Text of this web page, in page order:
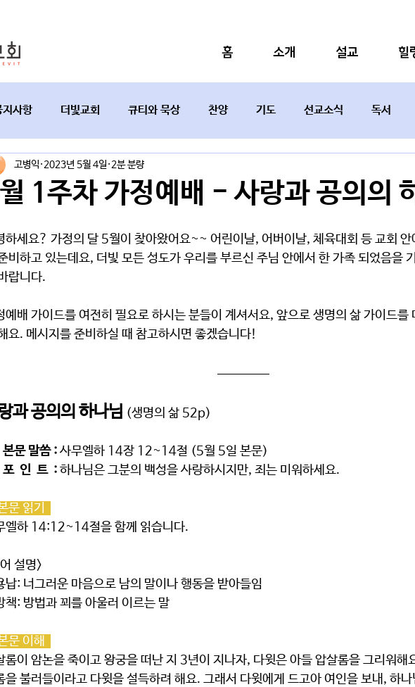
홈 소개 설교 힐
지사항 더빛교회 큐티와 묵상 찬양 기도 선교소식 독서
토요가정예배 설교요약
1주차 가정예배 - 사랑과 공의의
고병익 2023년 5월 4일 2분 분량
하세요? 가정의 달 5월이 찾아왔어요~~ 어린이날, 어버이날, 체육대회 등 교회 안
비하고 있는데요, 더빛 모든 성도가 우리를 부르신 주님 안에서 한 가족 되었음을
랍니다.
예배 가이드를 여전히 필요로 하시는 분들이 계셔서요, 앞으로 생명의 삶 가이드를
요. 메시지를 준비하실 때 참고하시면 좋겠습니다!
과 공의의 하나님 (생명의 삶 52p)
본문 말씀 : 사무엘하 14장 12~14절 (5월 5일 본문)
포  인  트  : 하나님은 그분의 백성을 사랑하시지만, 죄는 미워하세요.
문 읽기
엘하 14:12~14절을 함께 읽습니다.
설명>
납: 너그러운 마음으로 남의 말이나 행동을 받아들임
책: 방법과 꾀를 아울러 이르는 말
문 이해
롬이 암논을 죽이고 왕궁을 떠난 지 3년이 지나자, 다윗은 아들 압살롬을 그리워해
을 불러들이라고 다윗을 설득하려 해요. 그래서 다윗에게 드고아 여인을 보내, 하나